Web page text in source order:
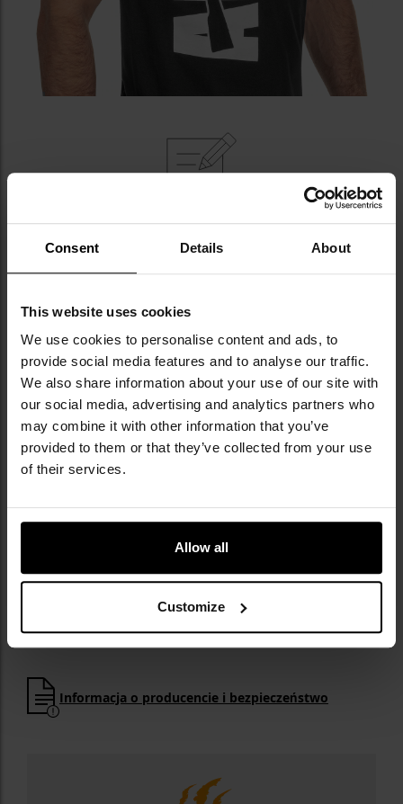
Consent Details About
This website uses cookies
We use cookies to personalise content and ads, to
provide social media features and to analyse our traffic.
We also share information about your use of our site with
our social media, advertising and analytics partners who
may combine it with other information that you’ve
provided to them or that they’ve collected from your use
of their services.
Allow all
Customize
NAJWAŻNIEJSZE CECHY
gramatura 180 g/m2
miękkie wykończenie wokół szyi
trwały nadruk
DANE TECHNICZNE
Kolor: Czarny
Gramatura: 180 g/m2
Producent:TigerWood, Polska
Informacja o producencie i bezpieczeństwo